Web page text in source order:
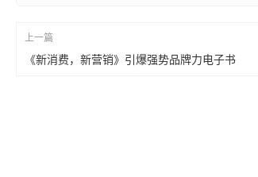
上一篇
《新消费，新营销》引爆强势品牌力电子书